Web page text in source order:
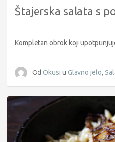
Štajerska salata s
Kompletan obrok koji
Od Okusi u Glavno jelo,